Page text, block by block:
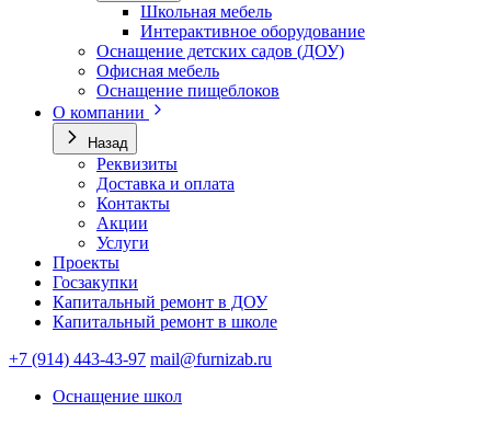
Школьная мебель
Интерактивное оборудование
Оснащение детских садов (ДОУ)
Офисная мебель
Оснащение пищеблоков
О компании
Назад
Реквизиты
Доставка и оплата
Контакты
Акции
Услуги
Проекты
Госзакупки
Капитальный ремонт в ДОУ
Капитальный ремонт в школе
+7 (914) 443-43-97 mail@furnizab.ru
Оснащение школ